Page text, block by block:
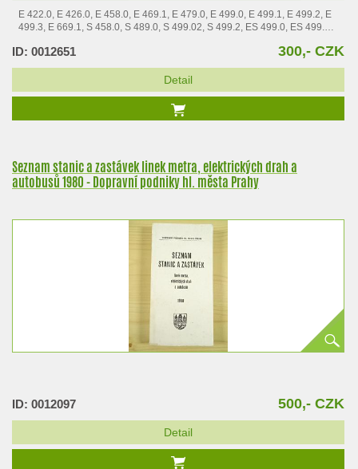
E 422.0, E 426.0, E 458.0, E 469.1, E 479.0, E 499.0, E 499.1, E 499.2, E
499.3, E 669.1, S 458.0, S 489.0, S 499.02, S 499.2, ES 499.0, ES 499.1 -
ID: 0012651 300,- CZK
Detail
Seznam stanic a zastávek linek metra, elektrických drah a
autobusů 1980 - Dopravní podniky hl. města Prahy
ID: 0012097 500,- CZK
Detail